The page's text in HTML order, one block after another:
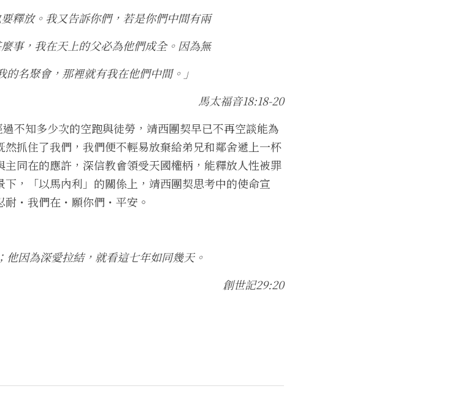
釋放。我又告訴你們，若是你們中間有兩
事，我在天上的父必為他們成全。因為無
名聚會，那裡就有我在他們中間。」
馬太福音18:18-20
不知多少次的空跑與徒勞，靖西團契早已不再空談能為
抓住了我們，我們便不輕易放棄給弟兄和鄰舍遞上一杯
主同在的應許 ， 深信教會領受天國權柄 ， 能釋放人性被罪
，「以馬內利」的關係上，靖西團契思考中的使命宣
・我們在・願你們・平安。
他因為深愛拉結，就看這七年如同幾天。
創世記29:20